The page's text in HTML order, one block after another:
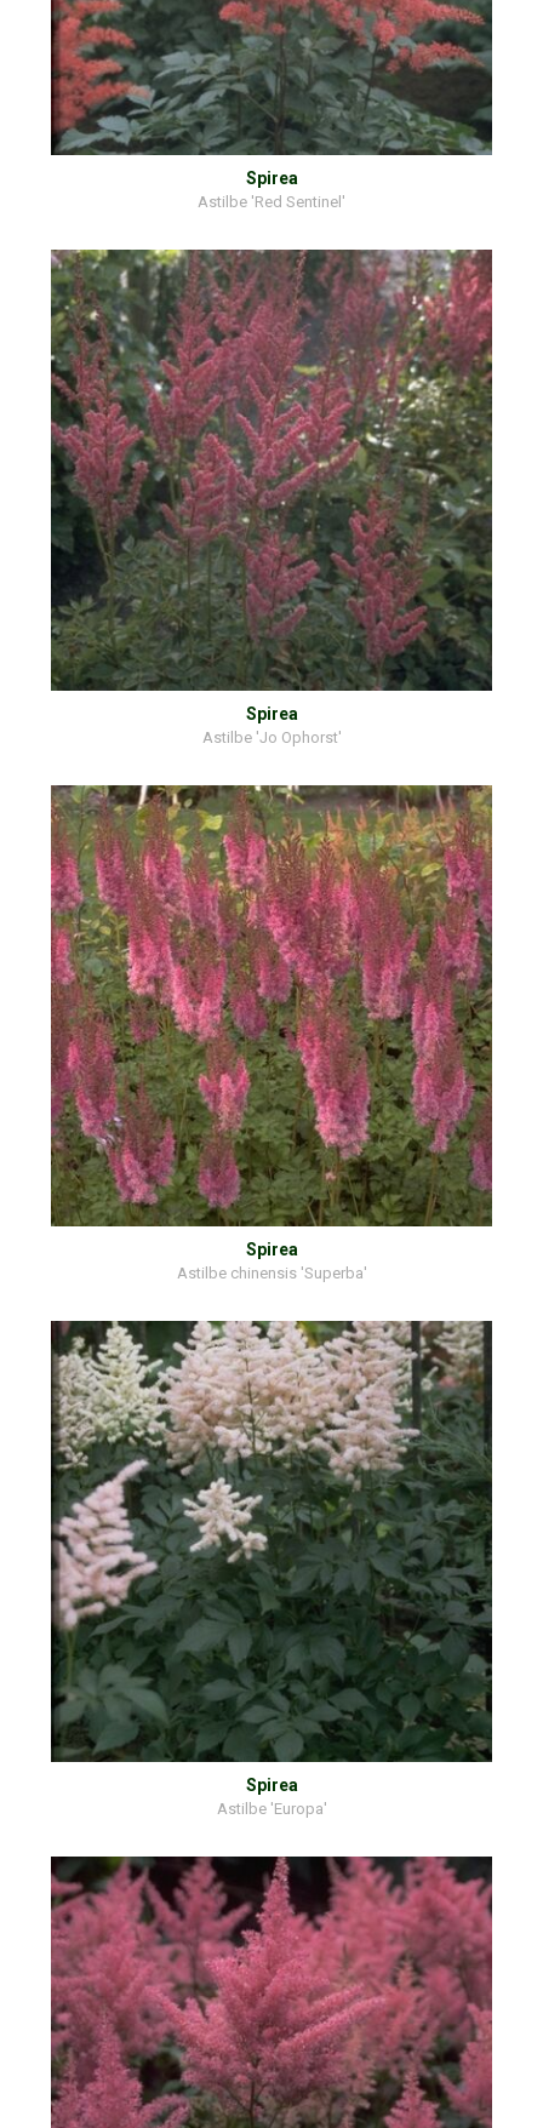
Spirea
Astilbe 'Red Sentinel'
Spirea
Astilbe 'Jo Ophorst'
Spirea
Astilbe chinensis 'Superba'
Spirea
Astilbe 'Europa'